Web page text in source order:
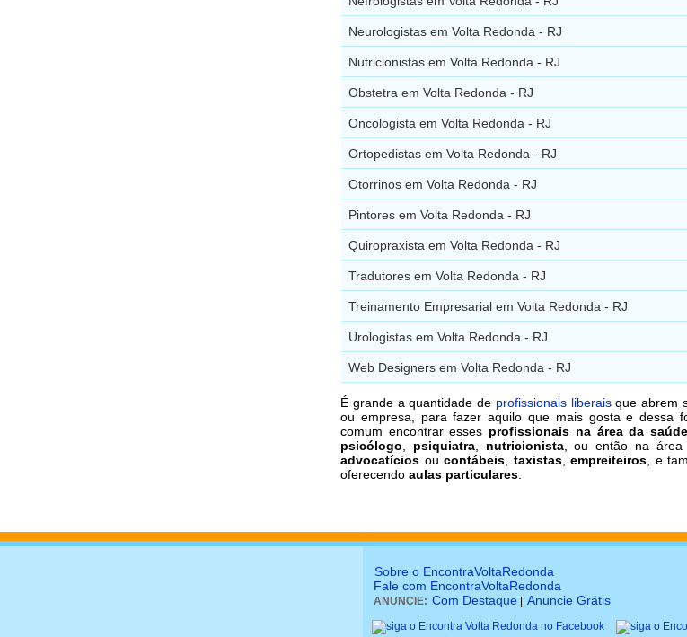
Neurologistas em Volta Redonda - RJ
Nutricionistas em Volta Redonda - RJ
Obstetra em Volta Redonda - RJ
Oncologista em Volta Redonda - RJ
Ortopedistas em Volta Redonda - RJ
Otorrinos em Volta Redonda - RJ
Pintores em Volta Redonda - RJ
Quiropraxista em Volta Redonda - RJ
Tradutores em Volta Redonda - RJ
Treinamento Empresarial em Volta Redonda - RJ
Urologistas em Volta Redonda - RJ
Web Designers em Volta Redonda - RJ
É grande a quantidade de profissionais liberaisque abrem
ou empresa, para fazer aquilo que mais gosta e dessa
comum encontrar esses profissionais na área da saúde
psicólogo
psiquiatra, nutricionista, ou então na
advocatícios ou contábeis taxistas, empreiteiros , e
oferecendo aulas particulares
Sobre o EncontraVoltaRedonda
Fale com EncontraVoltaRedonda
ANUNCIE: Com Destaque Anuncie Grátis